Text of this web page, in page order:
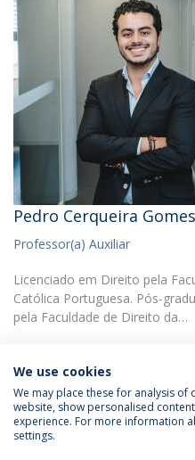
Pedro Cerqueira Gomes
Professor(a) Auxiliar
Licenciado em Direito pela
Católica Portuguesa. Pós-
pela Faculdade de Direito da…
Política de Privacidade
We use cookies
We may place these for analysis
website, show personalised
experience. For more information
settings.